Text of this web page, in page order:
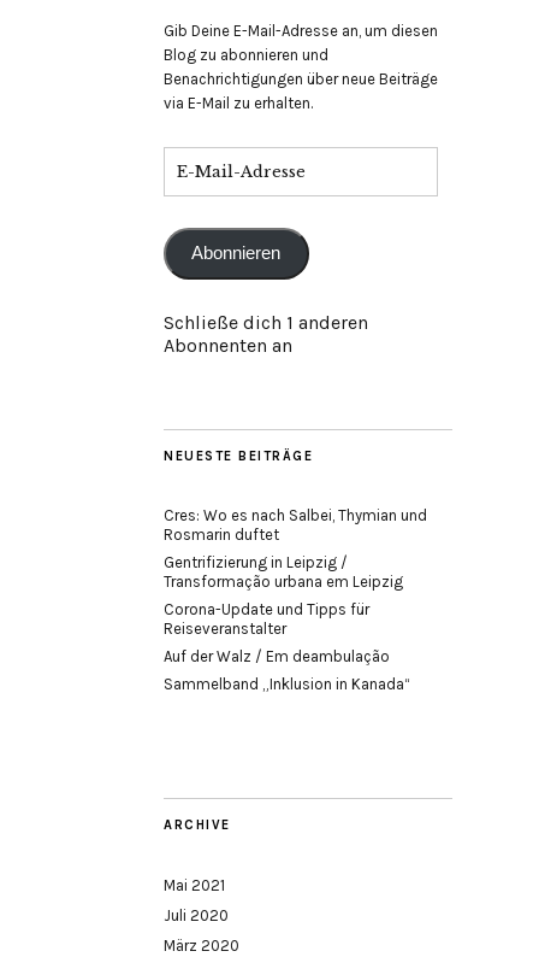
Gib Deine E-Mail-Adresse an, um diesen
Blog zu abonnieren und
Benachrichtigungen über neue Beiträge
via E-Mail zu erhalten.
Mail-
Abonnieren
Schließe dich 1 anderen
Abonnenten an
NEUESTE BEITRÄGE
Cres: Wo es nach Salbei, Thymian und
Rosmarin duftet
Gentrifizierung in Leipzig /
Transformação urbana em Leipzig
Corona-Update und Tipps für
Reiseveranstalter
Auf der Walz / Em deambulação
Sammelband „Inklusion in Kanada“
ARCHIVE
Mai 2021
Juli 2020
März 2020